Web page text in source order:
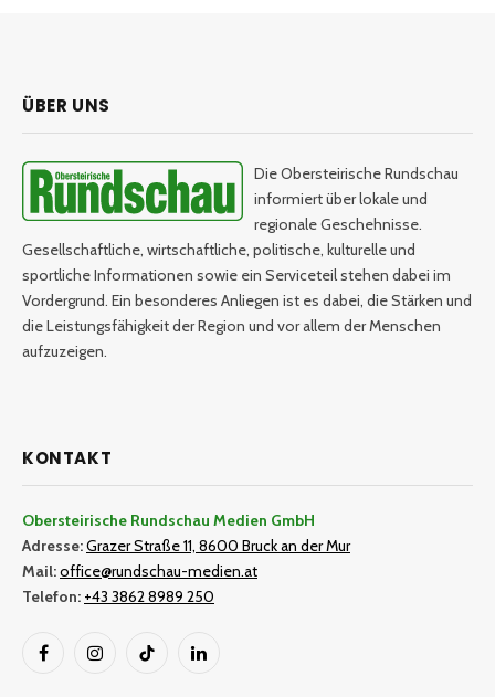
ÜBER UNS
Die Obersteirische Rundschau
informiert über lokale und
regionale Geschehnisse.
Gesellschaftliche, wirtschaftliche, politische, kulturelle und
sportliche Informationen sowie ein Serviceteil stehen dabei im
Vordergrund. Ein besonderes Anliegen ist es dabei, die Stärken und
die Leistungsfähigkeit der Region und vor allem der Menschen
aufzuzeigen.
KONTAKT
Obersteirische Rundschau Medien GmbH
Adresse:Grazer Straße 11, 8600 Bruck an der Mur
Mail:office@rundschau-medien.at
Telefon: +43 3862 8989 250
FacebookInstagramTikTok LinkedIn